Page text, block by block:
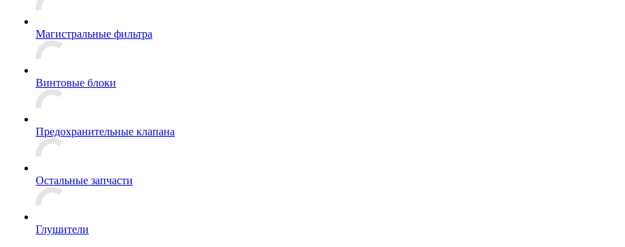
Магистральные фильтра
Винтовые блоки
Предохранительные клапана
Остальные запчасти
Глушители